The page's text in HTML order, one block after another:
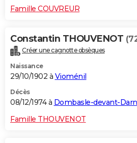
Famille COUVREUR
Constantin THOUVENOT
Créer une cagnotte obsèques
Naissance
29/10/1902 à Vioménil
Décès
08/12/1974 à Dombasle-devant-
Famille THOUVENOT